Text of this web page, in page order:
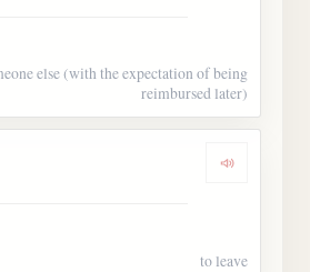
else (with the expectation of being
reimbursed later)
to leave